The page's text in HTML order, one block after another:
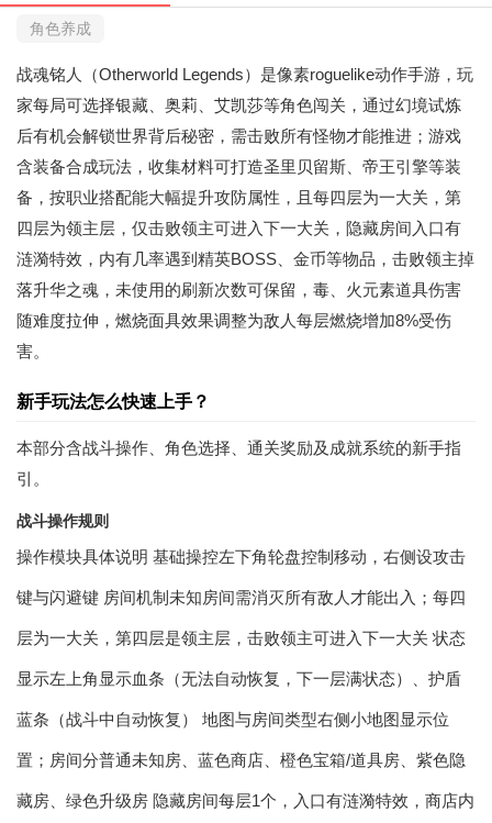
角色养成
战魂铭人（Otherworld Legends）是像素roguelike动作手游，玩
家每局可选择银藏、奥莉、艾凯莎等角色闯关，通过幻境试炼
后有机会解锁世界背后秘密，需击败所有怪物才能推进；游戏
含装备合成玩法，收集材料可打造圣里贝留斯、帝王引擎等装
备，按职业搭配能大幅提升攻防属性，且每四层为一大关，第
四层为领主层，仅击败领主可进入下一大关，隐藏房间入口有
涟漪特效，内有几率遇到精英BOSS、金币等物品，击败领主掉
落升华之魂，未使用的刷新次数可保留，毒、火元素道具伤害
随难度拉伸，燃烧面具效果调整为敌人每层燃烧增加8%受伤
害。
新手玩法怎么快速上手？
本部分含战斗操作、角色选择、通关奖励及成就系统的新手指
引。
战斗操作规则
操作模块具体说明 基础操控左下角轮盘控制移动，右侧设攻击
键与闪避键 房间机制未知房间需消灭所有敌人才能出入；每四
层为一大关，第四层是领主层，击败领主可进入下一大关 状态
显示左上角显示血条（无法自动恢复，下一层满状态）、护盾
蓝条（战斗中自动恢复） 地图与房间类型右侧小地图显示位
置；房间分普通未知房、蓝色商店、橙色宝箱/道具房、紫色隐
藏房、绿色升级房 隐藏房间每层1个，入口有涟漪特效，商店内